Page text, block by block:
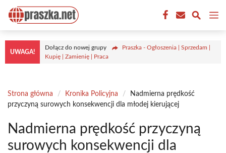
Przejdź
treści
UWAGA!
Dołącz do nowej grupy
Praszka - Ogłoszenia | Sprzedam |
Kupię | Zamienię | Praca
Strona główna / Kronika Policyjna /
Nadmierna prędkość
przyczyną surowych konsekwencji dla młodej kierującej
Nadmierna prędkość przyczyną
surowych konsekwencji dla